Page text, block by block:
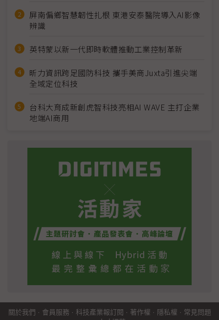
屏南偏鄉智慧韌性扎根 東港安泰醫院導入AI影像
辨識
英特蒙以新一代即時軟體推動工業控制革新
昕力資訊跨足國防科技 攜手美商Juxta引進尖端
全域定位科技
台科大育成新創虎智科技亮相AI WAVE 主打企業
地端AI商用
關於我們 · 會員服務 · 科技產業報訂閱 · 著作權 · 隱私權 · 常見問題